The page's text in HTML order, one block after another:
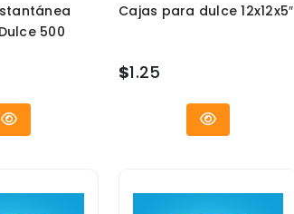
500
Cajas para dulce 12x12x5″
$1.25